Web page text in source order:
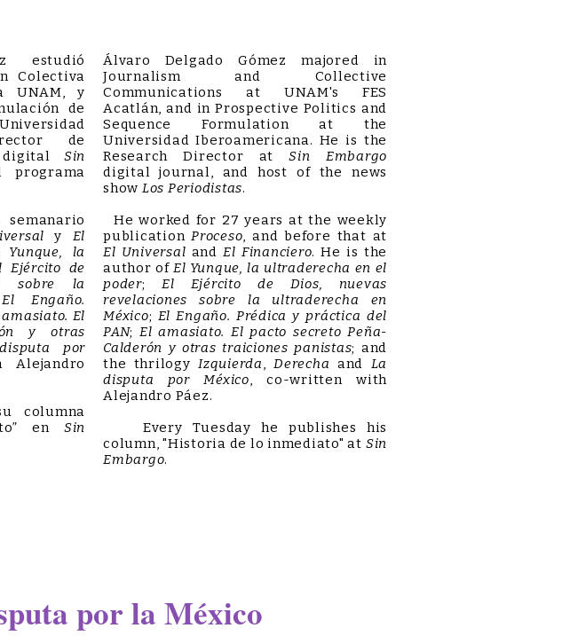
estudió
Colectiva
UNAM, y
de
de
digital Sin
y El
Yunque, la
Ejército de
sobre la
El Engaño.
El
y otras
por
columna
en Sin
Álvaro Delgado Gómez majored in
Journalism and Collective
Communications at UNAM's FES
Acatlán, and in Prospective Politics and
Sequence Formulation at the
Universidad Iberoamericana. He is the
Research Director atSin Embargo
digital journal, and host of the news
show Los Periodistas.
He worked for 27 years at the weekly
publicationProceso, and before that at
El Universal and El Financiero. He is the
author of El Yunque, la ultraderecha en el
poder; El Ejército de Dios, nuevas
revelaciones sobre la ultraderecha en
México; El Engaño. Prédica y práctica del
PAN; El amasiato. El pacto secreto Peña-
Calderón y otras traiciones panistas; and
the thrilogyIzquierda,Derecha and La
disputa por México, co-written with
Alejandro Páez.
Every Tuesday he publishes his
column, "Historia de lo inmediato" at Sin
Embargo.
por la México